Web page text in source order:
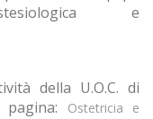
e
della U.O.C. di
Ostetricia e